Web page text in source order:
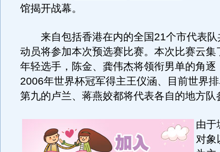
馆揭开战幕。
来自包括香港在内的全国21个市代表队
动员将参加本次预选赛比赛。本次比赛云集
年轻选手，陈金、龚伟杰将领衔男单的角逐
2006年世界杯冠军得主王仪涵、目前世界
第九的卢兰、蒋燕姣都将代表各自的地方队
由于
对象